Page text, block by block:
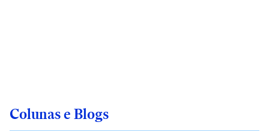
Colunas e Blogs